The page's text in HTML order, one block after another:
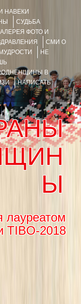
НАВЕКИ
СУДЬБА
ФОТО И
СМИ О
НЕ
В
НАПИСАТЬ
Ы
лауреатом
TIBO-2018